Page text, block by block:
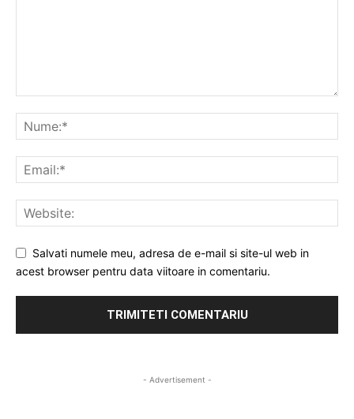
Salvati numele meu, adresa de e-mail si site-ul web in
acest browser pentru data viitoare in comentariu.
- Advertisement -